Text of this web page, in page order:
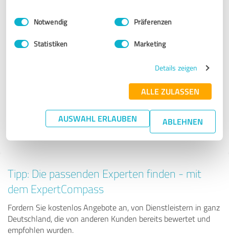
Impressum Datenschutzbestimmungen
Einwilligungsauswahl
Notwendig Präferenzen
Statistiken Marketing
Details zeigen
ALLE ZULASSEN
AUSWAHL ERLAUBEN ABLEHNEN
Erfahrungen zu weiteren
Dienstleistungen
Tipp: Die passenden Experten finden - mit
dem ExpertCompass
Fordern Sie kostenlos Angebote an, von Dienstleistern in ganz
Deutschland, die von anderen Kunden bereits bewertet und
empfohlen wurden.